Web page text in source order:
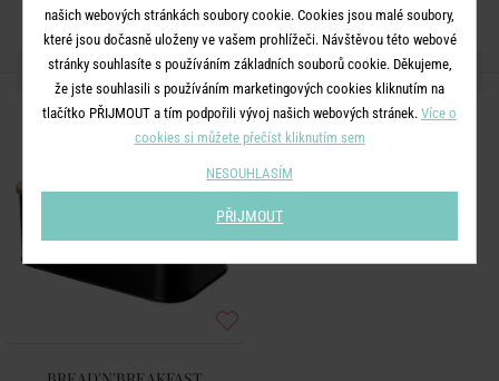
DALŠÍ PRODUKTY ZE SÉRIE
našich webových stránkách soubory cookie. Cookies jsou malé soubory,
které jsou dočasně uloženy ve vašem prohlížeči. Návštěvou této webové
stránky souhlasíte s používáním základních souborů cookie. Děkujeme,
že jste souhlasili s používáním marketingových cookies kliknutím na
tlačítko PŘIJMOUT a tím podpořili vývoj našich webových stránek. Více o
cookies si můžete přečíst kliknutím sem
NESOUHLASÍM
PŘIJMOUT